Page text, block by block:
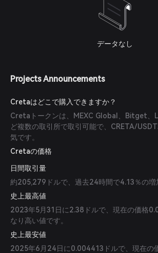
データなし
Projects Announcements
Cretaはどこで購入できますか？
Cretaトークンは、MEXC Global、Bitget、
ど複数の取引所で取引可能で、CRETA/
気です。
Cretaの価格
日間取引量
約205,279ドルで、過去24時間で4.13％の増
史上最高値
2023年5月31日に2.38ドルで、現在の価格
なり高い値です。
史上最安値
2025年6月24日に0.004413ドルで、現在の